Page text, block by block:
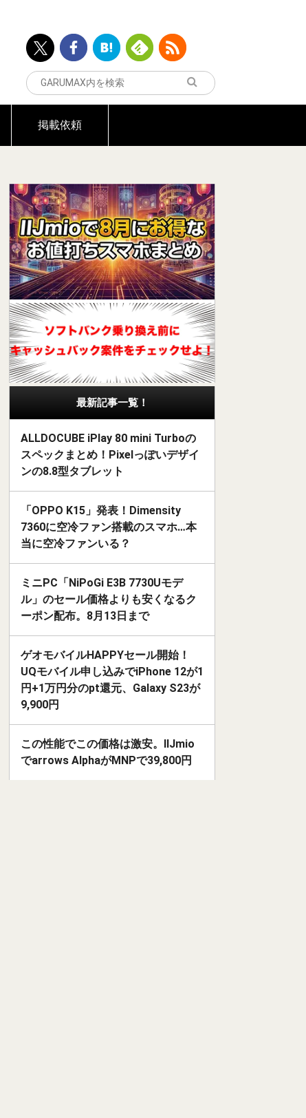
掲載依頼
最新記事一覧！
ALLDOCUBE iPlay 80 mini Turboの
スペックまとめ！Pixelっぽいデザイ
ンの8.8型タブレット
「OPPO K15」発表！Dimensity
7360に空冷ファン搭載のスマホ…本
当に空冷ファンいる？
ミニPC「NiPoGi E3B 7730Uモデ
ル」のセール価格よりも安くなるク
ーポン配布。8月13日まで
ゲオモバイルHAPPYセール開始！
UQモバイル申し込みでiPhone 12が1
円+1万円分のpt還元、Galaxy S23が
9,900円
この性能でこの価格は激安。IIJmio
でarrows AlphaがMNPで39,800円